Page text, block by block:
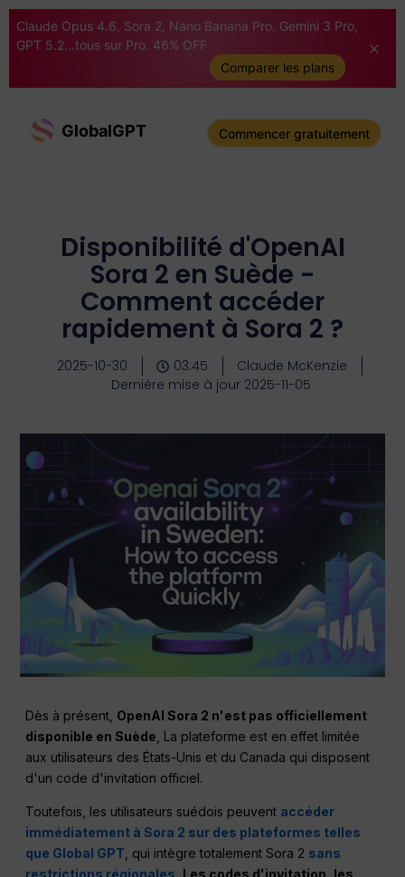
Claude Opus 4.6, Sora 2, Nano Banana Pro, Gemini 3 Pro,
GPT 5.2...tous sur Pro. 46% OFF
Comparer les plans
GlobalGPT Commencer gratuitement
Disponibilité d'OpenAI
Sora 2 en Suède -
Comment accéder
rapidement à Sora 2 ?
2025-10-30 03:45
Claude McKenzie
Dernière mise à jour 2025-11-05
Dès à présent, OpenAI Sora 2 n'est pas officiellement
disponible en Suède , La plateforme est en effet limitée
aux utilisateurs des États-Unis et du Canada qui disposent
d'un code d'invitation officiel.
Toutefois, les utilisateurs suédois peuvent accéder
immédiatement à Sora 2 sur des plateformes telles
que Global GPT , qui intègre totalement Sora 2 sans
restrictions régionales , Les codes d'invitation, les